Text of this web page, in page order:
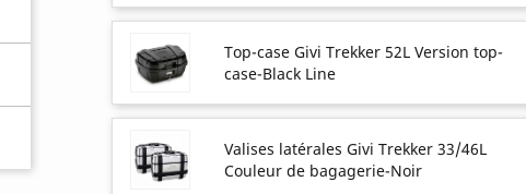
Top-case Givi Trekker 52L Version top-
case-Black Line
Valises latérales Givi Trekker 33/46L
Couleur de bagagerie-Noir